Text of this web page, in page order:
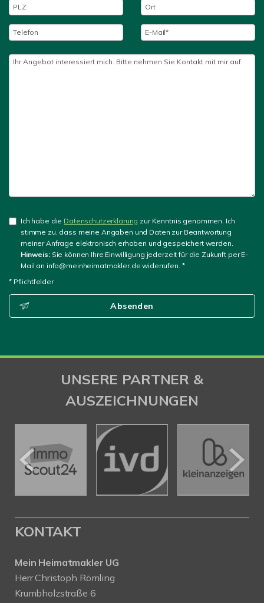
Ich habe die Datenschutzerklärung zur Kenntnis genommen. Ich
stimme zu, dass meine Angaben und Daten zur Beantwortung
meiner Anfrage elektronisch erhoben und gespeichert werden.
Hinweis:Sie können Ihre Einwilligung jederzeit für die Zukunft per E-
Mail an info@meinheimatmakler.de widerrufen. *
* Pflichtfelder
Absenden
UNSERE PARTNER &
AUSZEICHNUNGEN
KONTAKT
Mein Heimatmakler UG
Herr Christoph Römling
Krumbholzstraße 6